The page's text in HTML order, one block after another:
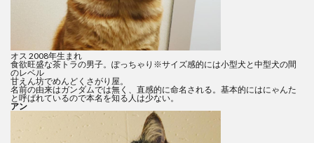
オス 2008年生まれ
食欲旺盛な茶トラの男子。ぽっちゃり※サイズ感的には小型犬と中型犬の間
のレベル
甘えん坊でめんどくさがり屋。
名前の由来はガンダムでは無く、直感的に命名される。基本的にはにゃんた
と呼ばれているので本名を知る人は少ない。
アン